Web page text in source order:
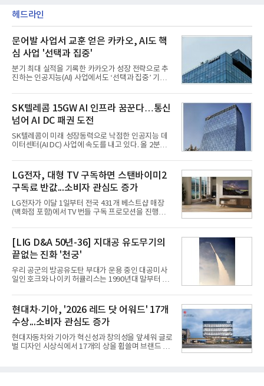
헤드라인
문어발 사업서 교훈 얻은 카카오, AI도 핵
심 사업 '선택과 집중'
분기 최대 실적을 기록한 카카오가 성장 전략으로 추
진하는 인공지능(AI) 사업에서도 ‘선택과 집중’ 기조
라 투자에 나서는 것과 달리, 카카오는 ‘카카오톡’이
라는 플랫폼 경쟁력을 활용한 AI 에이전트 서비스에
집중하는 전략이다. 과거 무리한 사업 확장 과정에서
겪었던 시행착오를 되풀이하지 않고 핵심 역량에 집
중하겠다는 취지로 풀이된다.7일 업계에 따르면 카카
오는 올해 2분기 연결 기준 매출 2조985억원, 영업이
익 2770억원을 기록했다. 전년 동기 대비 매출과 영업
은 4884억
SK텔레콤 15GW AI 인프라 꿈꾼다…통신
넘어 AI DC 패권 도전
SK텔레콤이 미래 성장동력으로 낙점한 인공지능 데
이터센터(AI DC) 사업에 속도를 내고 있다. 올 2분기
는 2035년까지 총 15GW(기가와트) 규모의 AI DC를
구축하겠다는 대형 청사진을 제시하면서다. 이에 따
라 경쟁 구도 역시 이동통신사인 KT, LG유플러스를
넘어 네이버, 삼성SDS 등 IT 인프라 기업으로 확장되
고 있다.7일 SK텔레콤에 따르면 회사는 올해 2분기
연결 기준 매출 4조 3591억원, 영업이익 5660억원을
기록했다. 매출은 전년 동기 대비 0.5%, 영업이익은
따른 기저효과가 실
LG전자, 대형 TV 구독하면 스탠바이미2
구독료 반값...소비자 관심도 증가
LG전자가 이달 1일부터 전국 431개 베스트샵 매장
(백화점 포함)에서 TV 번들 구독 프로모션을 진행하고
인해주는 프로모션이다.대상 제품은 65·77·83형 올
레드, 75·86·100형 마이크로 RGB, 75·86형 미니
RGB 등 거실용 TV로 인기가 높은 베스트셀러 TV 20
개 모델이며, 동시 구독 계약 시 스탠바이미2(모델명
27LX6TPGA) 구독료를 50% 할인 받을 수 있다. 프로
모션 대상 모델과 혜택, 구독료 등 프로모션 세부 사항
은 베스트샵 판매 매니저에게 문의하면 자세히 안내
등으로 이전
[LIG D&A 50년-36] 지대공 유도무기의
끝없는 진화 '천궁'
우리 공군의 방공유도탄 부대가 운용 중인 대공미사
일인 호크와 나이키 허큘리스는 1990년대 말부터 성
기존 미사일체계를 대체할 중고도 및 중거리 대공미
사일을 개발하기로 결정했다.처음 KM-SAM 사업으로
불린 이 사업의 명칭은 호크(Iron Hawk, 철매)를 대체
한다는 의미에서 ‘철매Ⅱ’ 로 정해졌다. 철매Ⅱ 개발
사업은 미사일체계 완성 후인 2011년 ‘천궁(天弓)’으
로 다시 장비명이 바뀌었다. 17개 업체와 관련 기관이
참여한 가운데 LIG 넥스원은 탐색 개발에서 체계개발
현대차·기아, '2026 레드 닷 어워드' 17개
수상...소비자 관심도 증가
현대자동차와 기아가 혁신성과 창의성을 앞세워 글로
벌 디자인 시상식에서 17개의 상을 휩쓸며 브랜드 경